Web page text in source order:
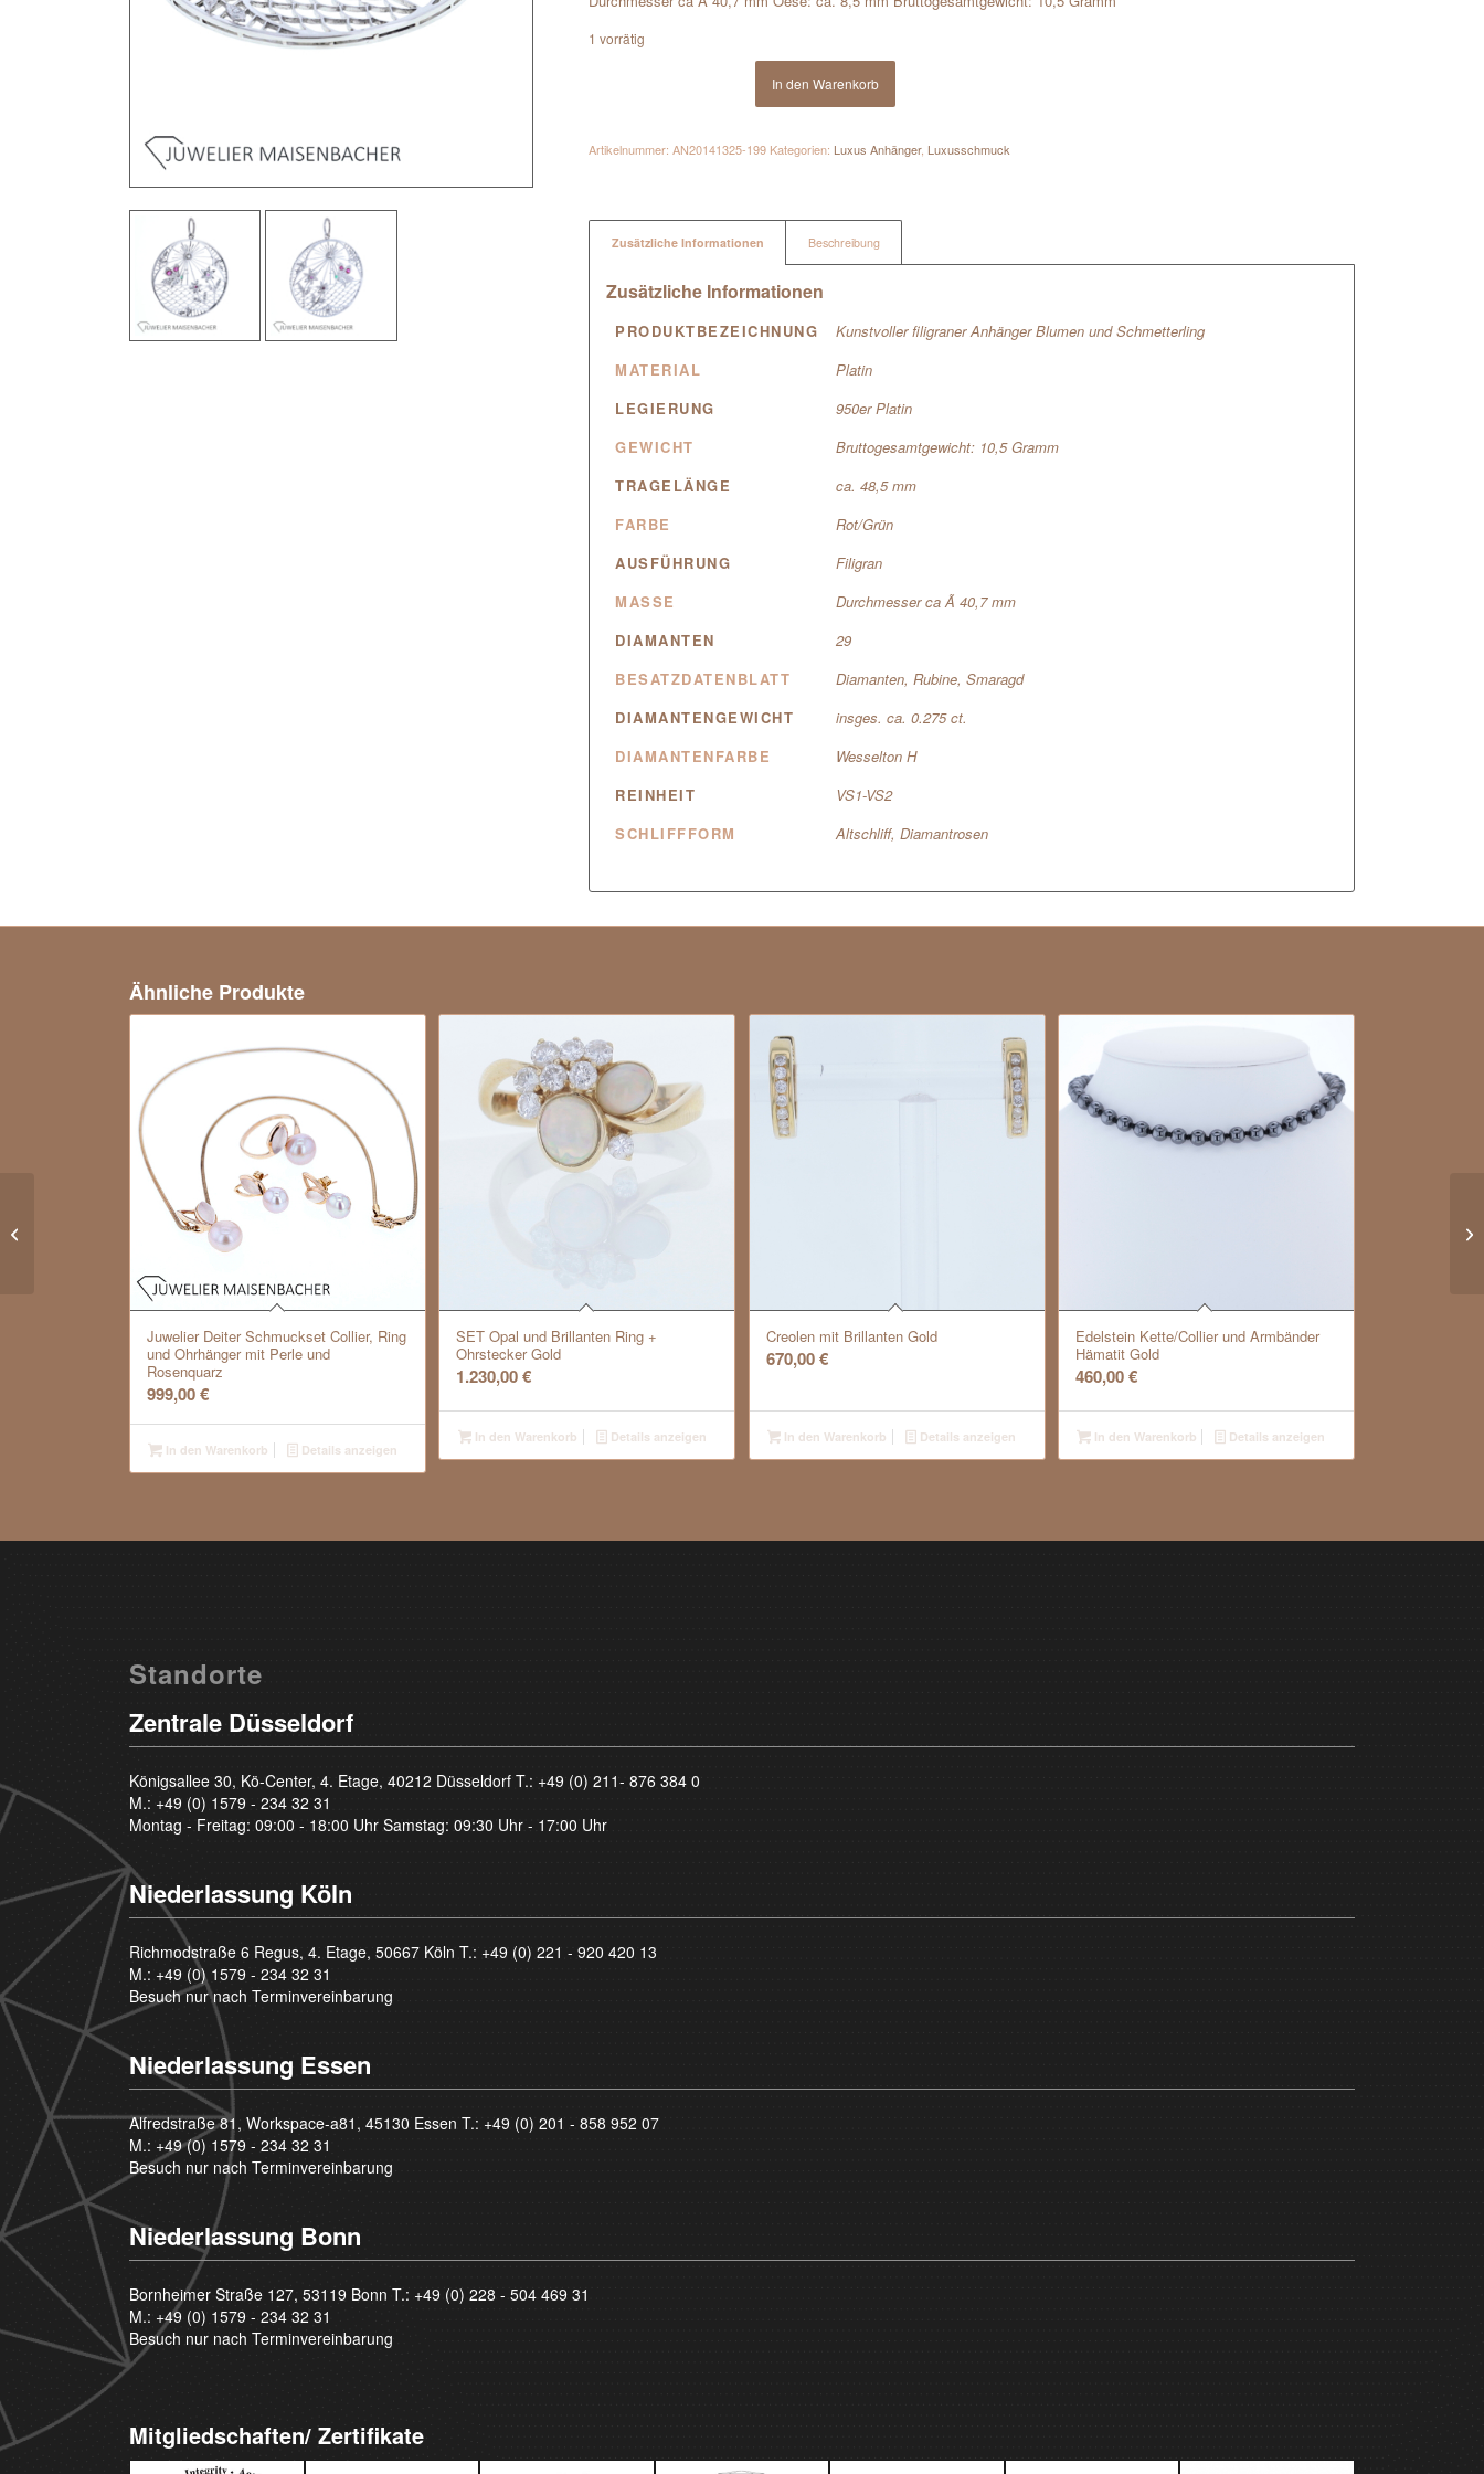
1 vorrätig
In den Warenkorb
Artikelnummer:AN20141325-199 Kategorien: Luxus Anhänger, Luxusschmuck
Zusätzliche Informationen Beschreibung
Zusätzliche Informationen
PRODUKTBEZEICHNUNG
Kunstvoller filigraner Anhänger Blumen und Schmetterling
MATERIAL
Platin
LEGIERUNG
950er Platin
GEWICHT
Bruttogesamtgewicht: 10,5 Gramm
TRAGELÄNGE
ca. 48,5 mm
FARBE
Rot/Grün
AUSFÜHRUNG
Filigran
MASSE
Durchmesser ca Ã 40,7 mm
DIAMANTEN
29
BESATZDATENBLATT
Diamanten, Rubine, Smaragd
DIAMANTENGEWICHT
insges. ca. 0.275 ct.
DIAMANTENFARBE
Wesselton H
REINHEIT
VS1-VS2
SCHLIFFFORM
Altschliff, Diamantrosen
Ähnliche Produkte
Juwelier Deiter Schmuckset Collier, Ring
und Ohrhänger mit Perle und
Rosenquarz
999,00€
In den Warenkorb Details anzeigen
SET Opal und Brillanten Ring +
Ohrstecker Gold
1.230,00€
In den Warenkorb Details anzeigen
Creolen mit Brillanten Gold
670,00€
In den Warenkorb Details anzeigen
Edelstein Kette/Collier und Armbänder
Hämatit Gold
460,00€
In den Warenkorb Details anzeigen
Standorte
Zentrale Düsseldorf
Königsallee 30, Kö-Center, 4. Etage, 40212 Düsseldorf T.: +49 (0) 211- 876 384 0
M.: +49 (0) 1579 - 234 32 31
Montag - Freitag: 09:00 - 18:00 Uhr Samstag: 09:30 Uhr - 17:00 Uhr
Niederlassung Köln
Richmodstraße 6 Regus, 4. Etage, 50667 Köln T.: +49 (0) 221 - 920 420 13
M.: +49 (0) 1579 - 234 32 31
Besuch nur nach Terminvereinbarung
Niederlassung Essen
Alfredstraße 81, Workspace-a81, 45130 Essen T.: +49 (0) 201 - 858 952 07
M.: +49 (0) 1579 - 234 32 31
Besuch nur nach Terminvereinbarung
Niederlassung Bonn
Bornheimer Straße 127, 53119 Bonn T.: +49 (0) 228 - 504 469 31
M.: +49 (0) 1579 - 234 32 31
Besuch nur nach Terminvereinbarung
Mitgliedschaften/ Zertifikate
Anhänger *Volute* Gold, bicolor